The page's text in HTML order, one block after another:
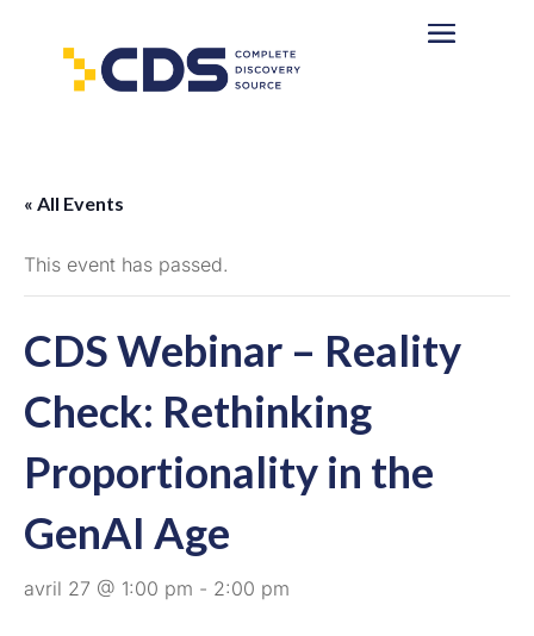
« All Events
This event has passed.
CDS Webinar – Reality
Check: Rethinking
Proportionality in the
GenAI Age
avril 27 @ 1:00 pm - 2:00 pm